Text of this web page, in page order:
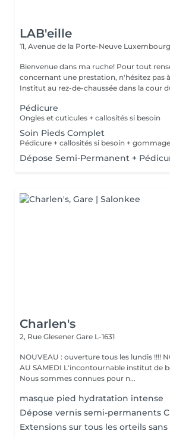
LAB'eille
11, Avenue de la Porte-Neuve
Bienvenue dans ma ruche! Pour tout
concernant une prestation, n'hésitez pas
Institut au rez-de-chaussée dans la cour
Pédicure
Ongles et cuticules + callosités si besoin
Soin Pieds Complet
Pédicure + callosités si besoin +
Dépose Semi-Permanent +
Charlen's
2, Rue Glesener Gare L-1631
NOUVEAU : ouverture tous les lundis !!!!
AU SAMEDI L'incontournable institut de beauté à Luxembourg.
Nous sommes connues pour n...
masque pied hydratation intense
Dépose vernis semi-permanents
Extensions sur tous les orteils